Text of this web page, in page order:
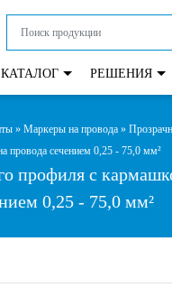
КАТАЛОГ РЕШЕНИЯ
» Маркеры на провода »
провода сечением 0,25 - 75,0 мм²
профиля с
0,25 - 75,0 мм²